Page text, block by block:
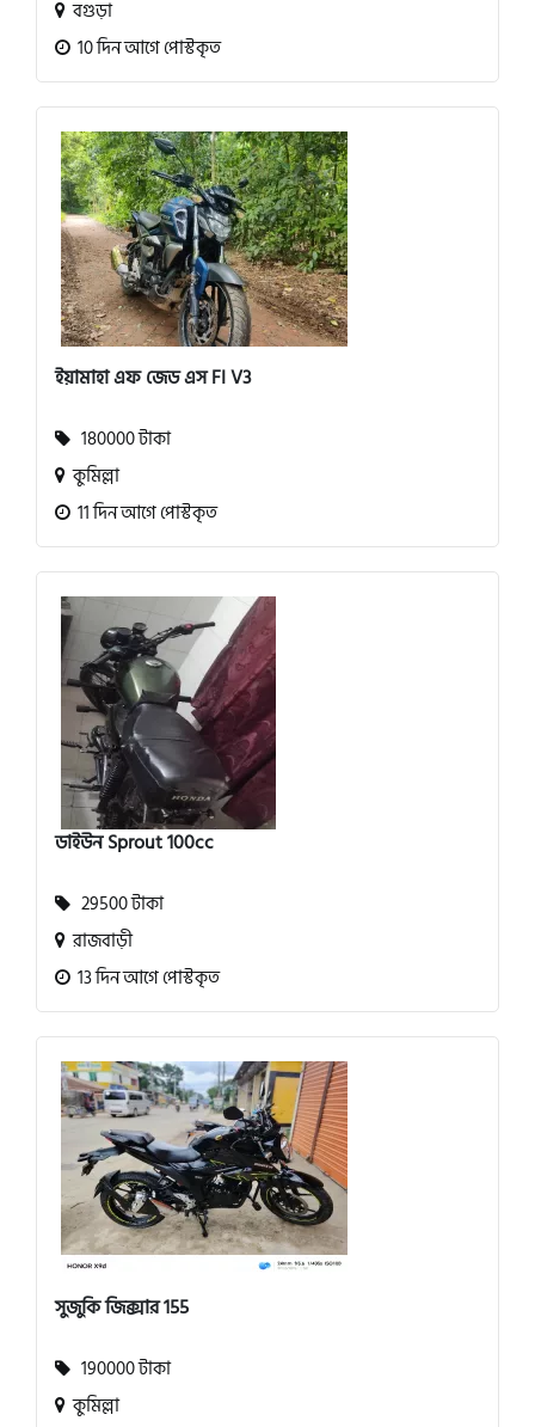
বগুড়া
10 দিন আগে পোস্টকৃত
ইয়ামাহা এফ জেড এস FI V3
180000 টাকা
কুমিল্লা
11 দিন আগে পোস্টকৃত
ডাইউন Sprout 100cc
29500 টাকা
রাজবাড়ী
13 দিন আগে পোস্টকৃত
সুজুকি জিক্সার 155
190000 টাকা
কুমিল্লা